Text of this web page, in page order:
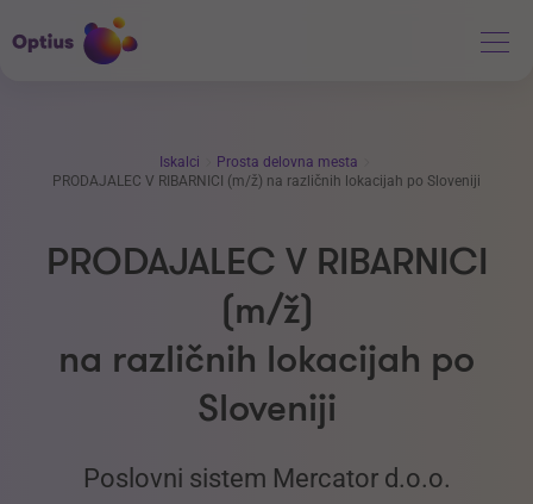
Iskalci
Prosta delovna mesta
PRODAJALEC V RIBARNICI (m/ž) na različnih lokacijah po Sloveniji
PRODAJALEC V RIBARNICI
(m/ž)
na različnih lokacijah po
Sloveniji
Poslovni sistem Mercator d.o.o.